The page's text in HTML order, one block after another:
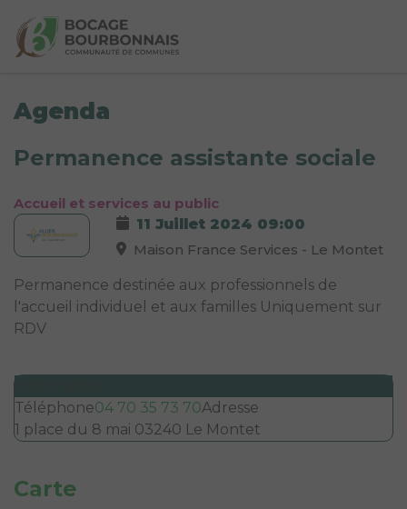
Agenda
Permanence assistante sociale
Accueil et services au public
11 Juillet 2024 09:00
Maison France Services - Le Montet
Permanence destinée aux professionnels de
l'accueil individuel et aux familles Uniquement sur
RDV
Téléphone04 70 35 73 70Adresse
1 place du 8 mai 03240 Le Montet
Carte